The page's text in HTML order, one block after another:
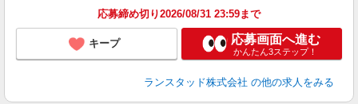
応募締め切り2026/08/31 23:59まで
キープ 応募画面へ進む
かんたん3ステップ！
ランスタッド株式会社 の他の求人をみる